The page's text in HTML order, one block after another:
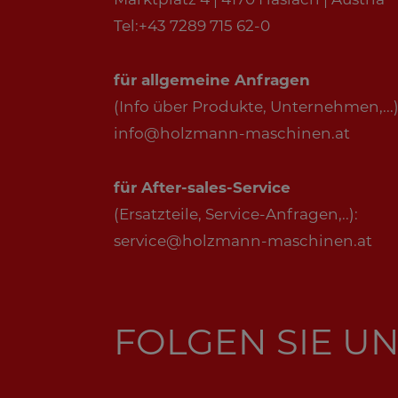
Tel:+43 7289 715 62-0
für allgemeine Anfragen
(Info über Produkte,
info@holzmann-maschinen.at
für After-sales-Service
(Ersatzteile, Service-Anfragen,..):
service@holzmann-maschinen.at
FOLGEN SIE